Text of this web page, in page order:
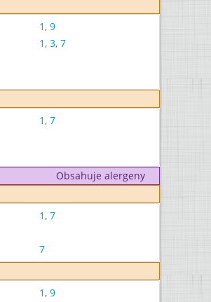
1, 9
1, 3, 7
1, 7
Obsahuje alergeny
1, 7
7
1, 9